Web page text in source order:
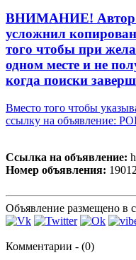
ВНИМАНИЕ! Автор
усложнил
того чтобы при
одном месте и не
когда поиски
Вместо того чтобы
ссылку на объявление:
Ссылка на объявление:
Номер объявления:
Объявление размещено в
Комментарии - (0)